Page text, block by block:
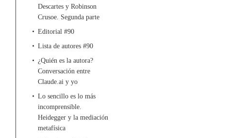
Descartes y Robinson
Crusoe. Segunda parte
Editorial #90
Lista de autores #90
¿Quién es la autora?
Conversación entre
Claude.ai y yo
Lo sencillo es lo más
incomprensible.
Heidegger y la mediación
metafísica